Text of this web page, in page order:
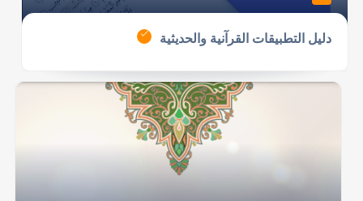
دليل التطبيقات القرآنية والحديثية